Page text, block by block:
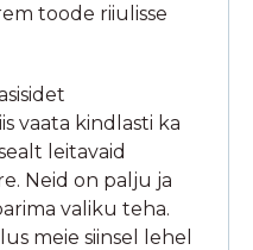
toode riiulisse
vaata kindlasti ka
leitavaid
Neid on palju ja
valiku teha.
meie siinsel lehel